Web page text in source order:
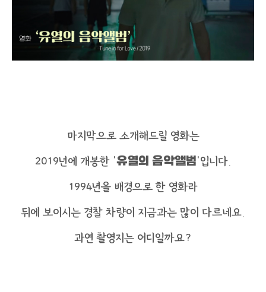
마지막으로 소개해드릴 영화는
2019년에 개봉한 ‘유열의 음악앨범’입니다.
1994년을 배경으로 한 영화라
뒤에 보이시는 경찰 차량이 지금과는 많이 다르네요.
과연 촬영지는 어디일까요?